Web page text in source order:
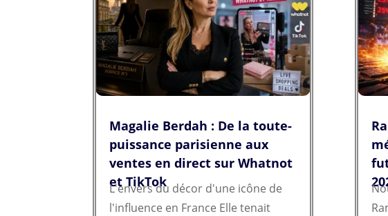
Magalie Berdah : De la toute-
puissance parisienne aux
ventes en direct sur Whatnot
et TikTok
L'envers du décor d'une icône de
l'influence en France Elle tenait